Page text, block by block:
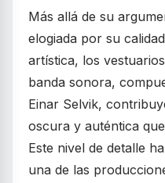
Más allá de su
elogiada por su
artística, los
banda sonora,
Einar Selvik,
oscura y auténtica
Este nivel de detalle
una de las